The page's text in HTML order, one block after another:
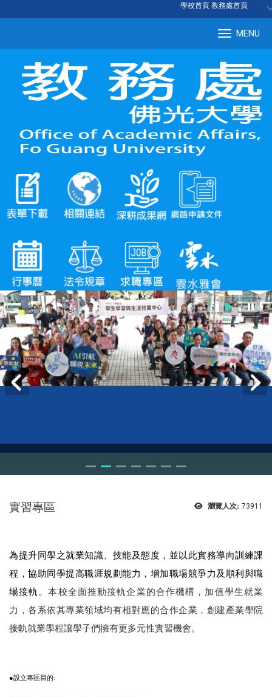
學校首頁 教務處首頁
MENU
瀏覽人次: 73911
實習專區
為提升同學之就業知識、技能及態度，並以此實務導向訓練課
程，協助同學提高職涯規劃能力，增加職場競爭力及順利與職
場接軌。本校全面推動接軌企業的合作機構，加值學生就業
力，各系依其專業領域均有相對應的合作企業，創建產業學院
接軌就業學程讓學子們擁有更多元性實習機會。
●設立專區目的: